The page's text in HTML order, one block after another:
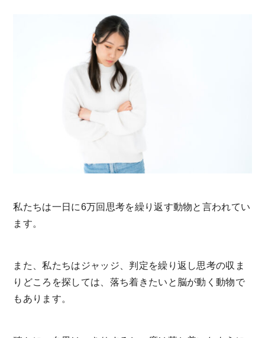
私たちは一日に6万回思考を繰り返す動物と言われてい
ます。
また、私たちはジャッジ、判定を繰り返し思考の収ま
りどころを探しては、落ち着きたいと脳が動く動物で
もあります。